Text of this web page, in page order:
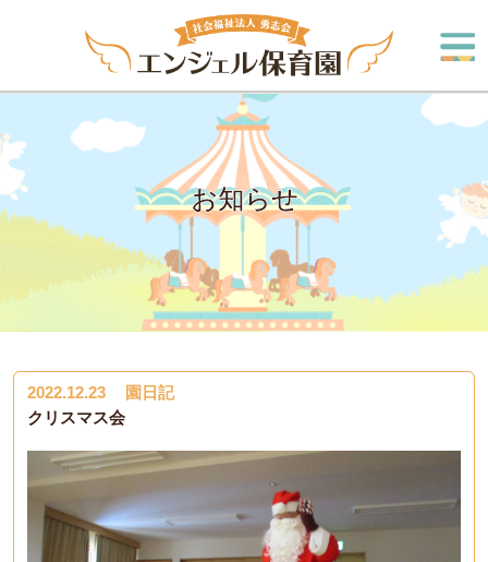
お知らせ
2022.12.23
園日記
クリスマス会